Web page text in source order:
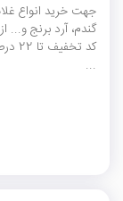
جهت خرید انواع
گندم، آرد برنج و...
کد تخفیف
تا
...